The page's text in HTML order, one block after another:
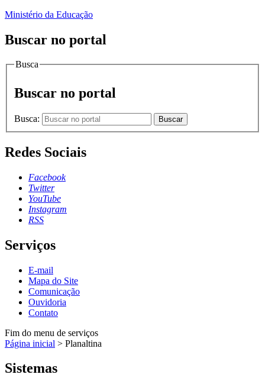
Ministério da Educação
Buscar no portal
Busca
Buscar no portal
Busca: Buscar
Redes Sociais
Facebook
Twitter
YouTube
Instagram
RSS
Serviços
E-mail
Mapa do Site
Comunicação
Ouvidoria
Contato
Fim do menu de serviços
Página inicial > Planaltina
Sistemas